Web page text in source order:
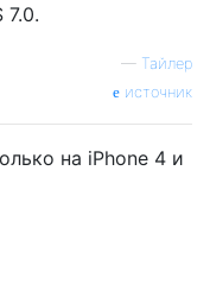
7.0.
— Тайлер
источник
на iPhone 4 и